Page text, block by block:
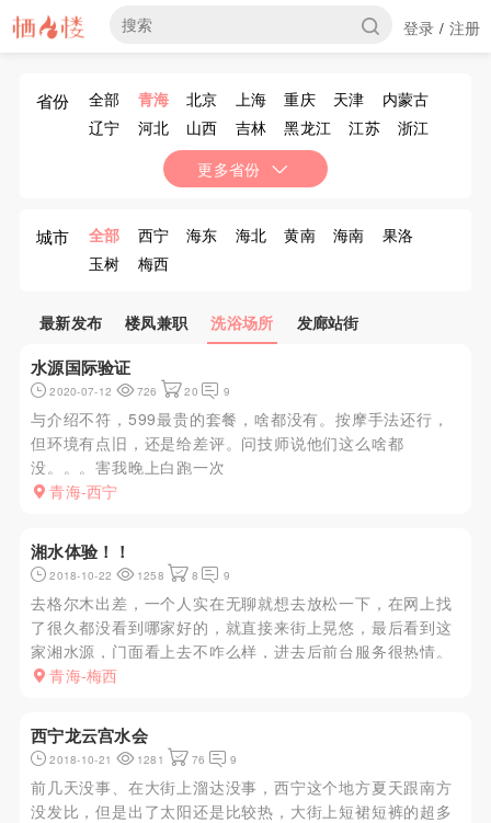
登录 / 注册
省份 全部 青海 北京 上海 重庆 天津
内蒙古
辽宁
河北 山西 吉林 黑龙江 江苏
浙江
福建 江西 山东 河南
广西 海南 四川 贵州
更多省份
城市 全部 西宁 海东 海北 黄南 海南
果洛
玉树
梅西
最新发布 楼凤兼职 洗浴场所 发廊站街
水源国际验证
2020-07-12 726 20 9
与介绍不符，599最贵的套餐，啥都没有。按摩手法还行，
但环境有点旧，还是给差评。问技师说他们这么啥都
没。。。害我晚上白跑一次
青海-西宁
湘水体验！！
2018-10-22 1258 8 9
去格尔木出差，一个人实在无聊就想去放松一下，在网上找
了很久都没看到哪家好的，就直接来街上晃悠，最后看到这
家湘水源，门面看上去不咋么样，进去后前台服务很热情。
进去后按流程走，问项目，好像只有半套，本人也只喜欢半
觉得还满意就同意了...
青海-梅西
西宁龙云宫水会
2018-10-21 1281 76 9
前几天没事、在大街上溜达没事，西宁这个地方夏天跟南方
没发比，但是出了太阳还是比较热，大街上短裙短裤的超多